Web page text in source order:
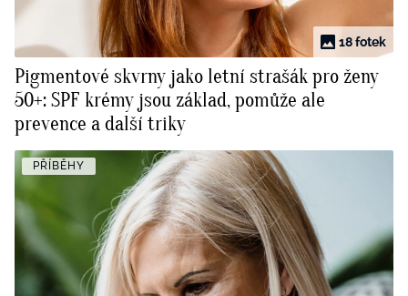
18 fotek
Pigmentové skvrny jako letní strašák pro ženy
50+: SPF krémy jsou základ, pomůže ale
prevence a další triky
PŘÍBĚHY